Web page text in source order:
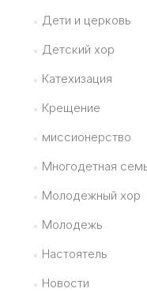
Дети и церковь
Детский хор
Катехизация
Крещение
миссионерство
Многодетная
Молодежный хор
Молодежь
Настоятель
Новости